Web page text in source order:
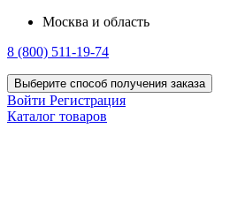
Москва и область
8 (800) 511-19-74
Выберите способ получения заказа
Войти Регистрация
Каталог товаров